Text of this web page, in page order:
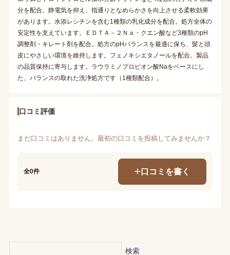
分を配合。静電気を抑え、指通りとなめらかさを向上させる柔軟効果
があります。水添レシチンを含む1種類の乳化成分を配合。処方全体の
安定性を支えています。ＥＤＴＡ－２Ｎａ・クエン酸など3種類のpH
調整剤・キレート剤を配合。処方のpHバランスを最適に保ち、髪と頭
皮にやさしい環境を維持します。フェノキシエタノールを配合。製品
の品質保持に寄与します。ラウラミノプロピオン酸Naをベースにし
た、バランスの取れた洗浄処方です（1種類配合）。
口コミ評価
まだ口コミはありません。最初の口コミを投稿してみませんか？
全0件 口コミを書く
検索